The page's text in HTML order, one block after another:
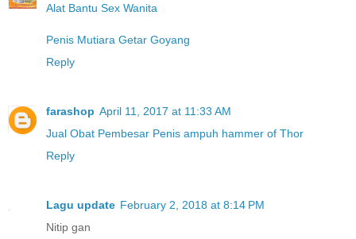
Alat Bantu Sex Wanita
Penis Mutiara Getar Goyang
Reply
farashop April 11, 2017 at 11:33 AM
Jual Obat Pembesar Penis ampuh hammer of Thor
Reply
Lagu update February 2, 2018 at 8:14 PM
Nitip gan